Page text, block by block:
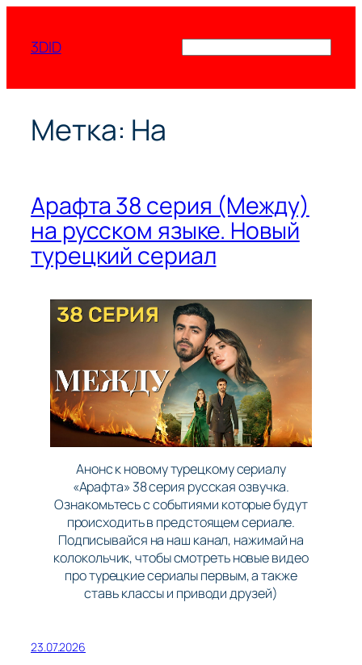
содержимому
3DID
Метка: На
Арафта 38 серия (Между)
на русском языке. Новый
турецкий сериал
Анонс к новому турецкому сериалу
«Арафта» 38 серия русская озвучка.
Ознакомьтесь с событиями которые будут
происходить в предстоящем сериале.
Подписывайся на наш канал, нажимай на
колокольчик, чтобы смотреть новые видео
про турецкие сериалы первым, а также
ставь классы и приводи друзей)
23.07.2026